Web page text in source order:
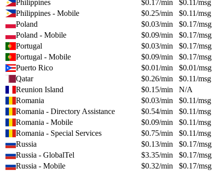
Philippines $0.17/min $0.11 /msg
Philippines - Mobile
$0.25/min $0.11/msg
Poland
$0.03/min $0.17/msg
Poland - Mobile
$0.09/min $0.17/msg
Portugal
$0.03/min $0.17/msg
Portugal - Mobile
$0.09/min $0.17/msg
Puerto Rico
$0.01/min $0.01/msg
Qatar
$0.26/min $0.11/msg
Reunion Island
$0.15/min
N/A
Romania
$0.03/min $0.11/msg
Romania - Directory Assistance
$0.54/min $0.11/msg
Romania - Mobile
$0.09/min $0.11/msg
Romania - Special Services
$0.75/min $0.11/msg
Russia
$0.13/min $0.17/msg
Russia - GlobalTel
$3.35/min $0.17/msg
Russia - Mobile
$0.32/min $0.17/msg